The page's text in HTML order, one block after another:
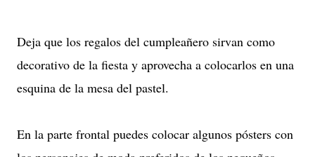
Deja que los regalos del cumpleañero sirvan como
decorativo de la fiesta y aprovecha a colocarlos en una
esquina de la mesa del pastel.
En la parte frontal puedes colocar algunos pósters con